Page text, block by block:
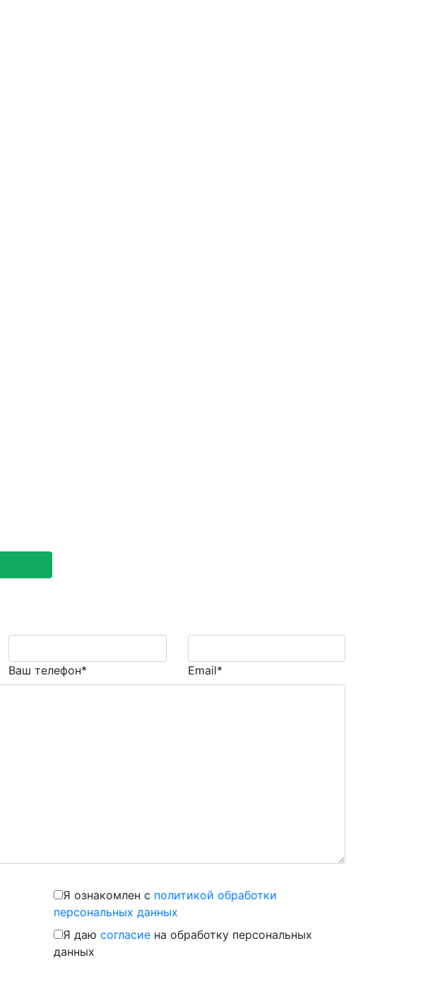
Ваш телефон* Email*
Я ознакомлен с политикой обработки
персональных данных
Я даю согласиена обработку персональных
данных